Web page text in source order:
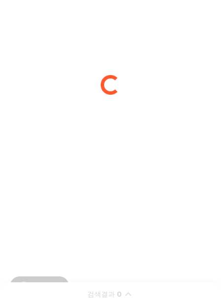
검색결과 0